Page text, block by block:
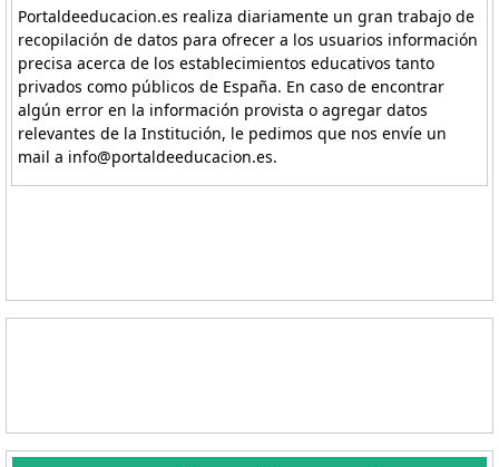
Portaldeeducacion.es realiza diariamente un gran trabajo de
recopilación de datos para ofrecer a los usuarios información
precisa acerca de los establecimientos educativos tanto
privados como públicos de España. En caso de encontrar
algún error en la información provista o agregar datos
relevantes de la Institución, le pedimos que nos envíe un
mail a info@portaldeeducacion.es.